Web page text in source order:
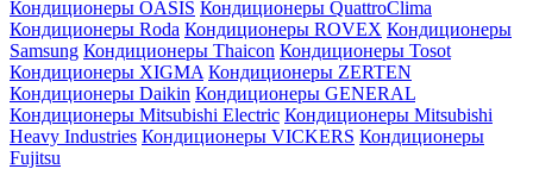
Кондиционеры OASIS Кондиционеры QuattroClima
Кондиционеры Roda Кондиционеры ROVEX Кондиционеры
Samsung Кондиционеры Thaicon Кондиционеры Tosot
Кондиционеры XIGMA Кондиционеры ZERTEN
Кондиционеры Daikin Кондиционеры GENERAL
Кондиционеры Mitsubishi Electric Кондиционеры Mitsubishi
Heavy Industries Кондиционеры VICKERS Кондиционеры
Fujitsu